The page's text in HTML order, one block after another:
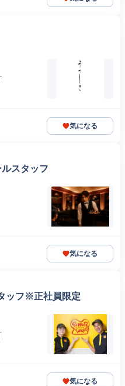
気になる
スタッフ
気になる
ッフ※正社員限定
気になる